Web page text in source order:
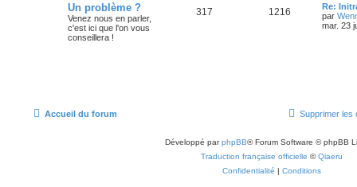
Un problème ?
Venez nous en parler,
c'est ici que l'on vous
conseillera !
317 1216
Re:
par
mar. 23
Accueil du forum Supprimer les
Développé parphpBB® Forum Software © phpBB
Traduction française officielle ©Qiaeru
Confidentialité | Conditions